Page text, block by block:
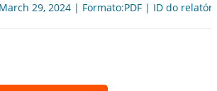
29, 2024 | Formato:PDF | ID do